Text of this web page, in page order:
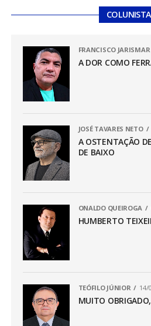
FRANCISCO JARISMAR
A DOR COMO
JOSÉ TAVARES NETO
A OSTENTAÇÃO
DE BAIXO
ONALDO QUEIROGA
HUMBERTO
TEÓFILO JÚNIOR 14/
MUITO